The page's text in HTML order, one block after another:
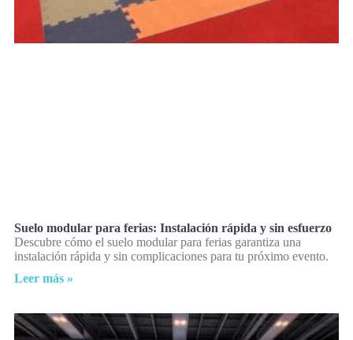
Suelo modular para ferias: Instalación rápida y sin esfuerzo
Descubre cómo el suelo modular para ferias garantiza una
instalación rápida y sin complicaciones para tu próximo evento.
Leer más »